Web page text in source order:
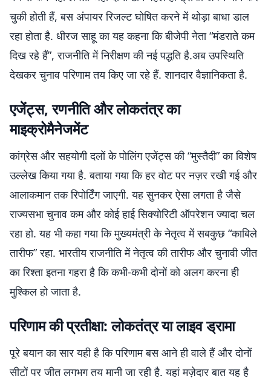
चुकी होती हैं, बस अंपायर रिजल्ट घोषित करने में थोड़ा बाधा डाल
रहा होता है. धीरज साहू का यह कहना कि बीजेपी नेता “मंडराते कम
दिख रहे हैं”, राजनीति में निरीक्षण की नई पद्धति है.अब उपस्थिति
देखकर चुनाव परिणाम तय किए जा रहे हैं. शानदार वैज्ञानिकता है.
एजेंट्स, रणनीति और लोकतंत्र का
माइक्रोमैनेजमेंट
कांग्रेस और सहयोगी दलों के पोलिंग एजेंट्स की “मुस्तैदी” का विशेष
उल्लेख किया गया है. बताया गया कि हर वोट पर नज़र रखी गई और
आलाकमान तक रिपोर्टिंग जाएगी. यह सुनकर ऐसा लगता है जैसे
राज्यसभा चुनाव कम और कोई हाई सिक्योरिटी ऑपरेशन ज्यादा चल
रहा हो. यह भी कहा गया कि मुख्यमंत्री के नेतृत्व में सबकुछ “काबिले
तारीफ” रहा. भारतीय राजनीति में नेतृत्व की तारीफ और चुनावी जीत
का रिश्ता इतना गहरा है कि कभी-कभी दोनों को अलग करना ही
मुश्किल हो जाता है.
परिणाम की प्रतीक्षा: लोकतंत्र या लाइव ड्रामा
पूरे बयान का सार यही है कि परिणाम बस आने ही वाले हैं और दोनों
सीटों पर जीत लगभग तय मानी जा रही है. यहां मज़ेदार बात यह है